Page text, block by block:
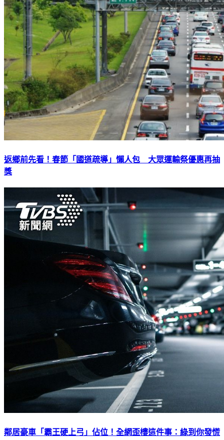
返鄉前先看！春節「國道疏導」懶人包 大眾運輸祭優惠再抽
獎
鄰居豪車「霸王硬上弓」佔位！全網歪樓這件事：綠到你發慌